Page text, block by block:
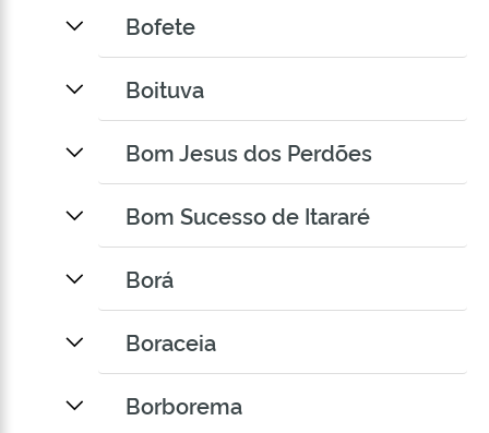
Bofete
Boituva
Bom Jesus dos Perdões
Bom Sucesso de Itararé
Borá
Boraceia
Borborema